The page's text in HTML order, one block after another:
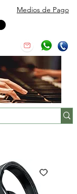
Medios de Pago